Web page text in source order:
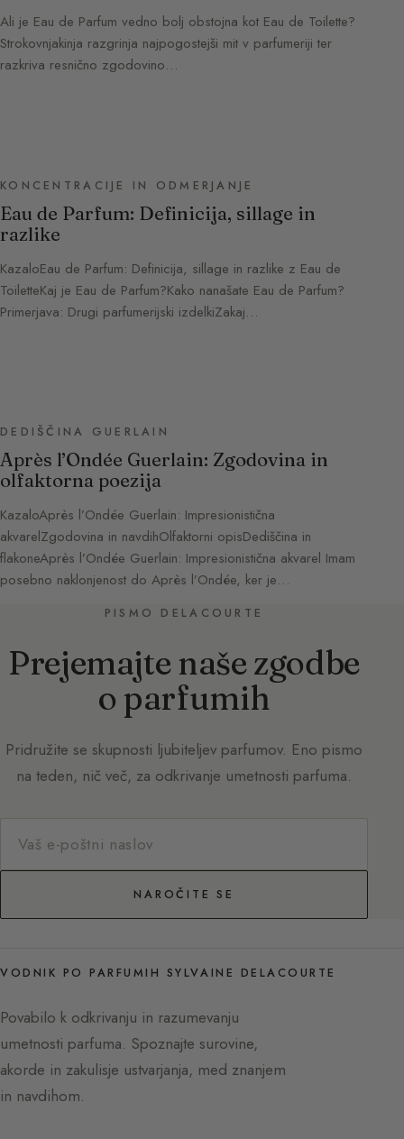
Ali je Eau de Parfum vedno bolj obstojna kot Eau de Toilette?
Strokovnjakinja razgrinja najpogostejši mit v parfumeriji ter
razkriva resnično zgodovino…
KONCENTRACIJE IN ODMERJANJE
Eau de Parfum: Definicija, sillage in
razlike
KazaloEau de Parfum: Definicija, sillage in razlike z Eau de
ToiletteKaj je Eau de Parfum?Kako nanašate Eau de Parfum?
Primerjava: Drugi parfumerijski izdelkiZakaj…
DEDIŠČINA GUERLAIN
Après l’Ondée Guerlain: Zgodovina in
olfaktorna poezija
KazaloAprès l’Ondée Guerlain: Impresionistična
akvarelZgodovina in navdihOlfaktorni opisDediščina in
flakoneAprès l’Ondée Guerlain: Impresionistična akvarel Imam
posebno naklonjenost do Après l’Ondée, ker je…
PISMO DELACOURTE
Prejemajte naše zgodbe
o parfumih
Pridružite se skupnosti ljubiteljev parfumov. Eno pismo
na teden, nič več, za odkrivanje umetnosti parfuma.
NAROČITE SE
VODNIK PO PARFUMIH SYLVAINE DELACOURTE
Povabilo k odkrivanju in razumevanju
umetnosti parfuma. Spoznajte surovine,
akorde in zakulisje ustvarjanja, med znanjem
in navdihom.